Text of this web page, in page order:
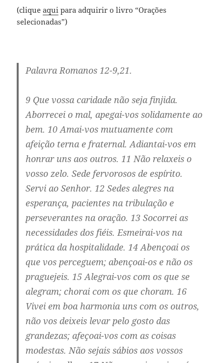
(cliqueaqui para adquirir o livro “Orações
selecionadas”)
Palavra Romanos 12-9,21.
9 Que vossa caridade não seja finjida.
Aborrecei o mal, apegai-vos solidamente ao
bem. 10 Amai-vos mutuamente com
afeição terna e fraternal. Adiantai-vos em
honrar uns aos outros. 11 Não relaxeis o
vosso zelo. Sede fervorosos de espírito.
Servi ao Senhor. 12 Sedes alegres na
esperança, pacientes na tribulação e
perseverantes na oração. 13 Socorrei as
necessidades dos fiéis. Esmeirai-vos na
prática da hospitalidade. 14 Abençoai os
que vos perceguem; abençoai-os e não os
praguejeis. 15 Alegrai-vos com os que se
alegram; chorai com os que choram. 16
Vivei em boa harmonia uns com os outros,
não vos deixeis levar pelo gosto das
grandezas; afeçoai-vos com as coisas
modestas. Não sejais sábios aos vossos